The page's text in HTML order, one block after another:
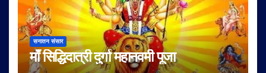
सनातन संसार
माँ सिद्धिदात्री दुर्गा महानवमी पूजा